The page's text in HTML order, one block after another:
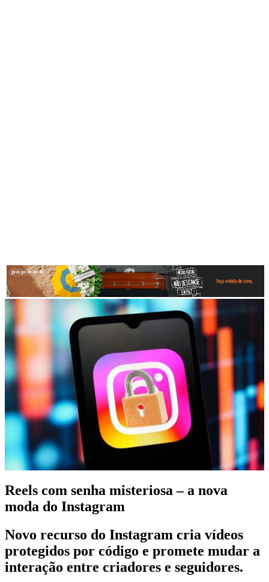
Reels com senha misteriosa – a nova
moda do Instagram
Novo recurso do Instagram cria vídeos
protegidos por código e promete mudar a
interação entre criadores e seguidores.